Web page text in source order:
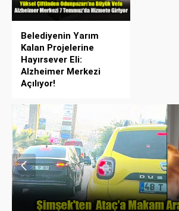
Belediyenin Yarım
Kalan Projelerine
Hayırsever Eli:
Alzheimer Merkezi
Açılıyor!